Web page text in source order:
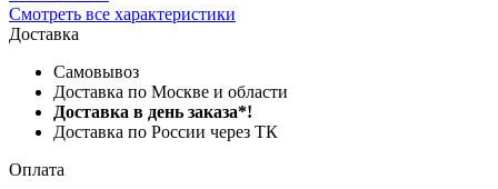
Смотреть все характеристики
Доставка
Самовывоз
Доставка по Москве и области
Доставка в день заказа*!
Доставка по России через ТК
Оплата